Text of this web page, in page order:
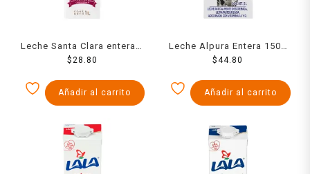
Leche Santa Clara entera 1
l
$28.80
Añadir al carrito
Leche Alpura Entera 1500
Ml
$44.80
Añadir al carrito